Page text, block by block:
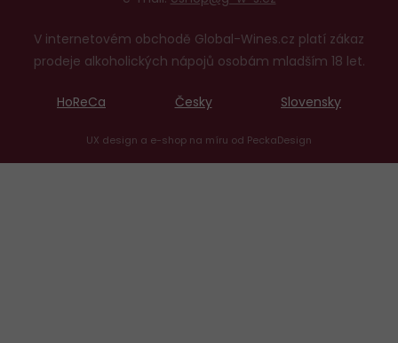
V internetovém obchodě Global-Wines.cz platí zákaz
prodeje alkoholických nápojů osobám mladším 18 let.
HoReCa Česky Slovensky
UX design a e-shop na míru od PeckaDesign